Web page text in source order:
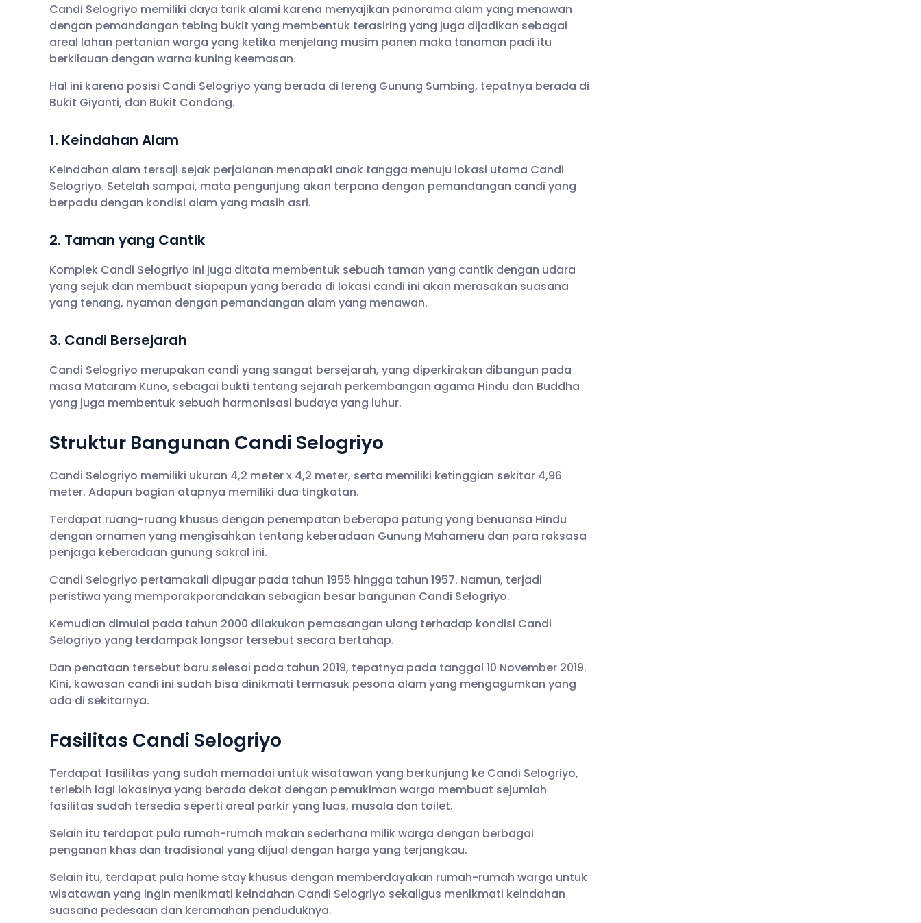
Candi Selogriyo memiliki daya tarik alami karena menyajikan panorama alam yang menawan
dengan pemandangan tebing bukit yang membentuk terasiring yang juga dijadikan sebagai
areal lahan pertanian warga yang ketika menjelang musim panen maka tanaman padi itu
berkilauan dengan warna kuning keemasan.
Hal ini karena posisi Candi Selogriyo yang berada di lereng Gunung Sumbing, tepatnya berada di
Bukit Giyanti, dan Bukit Condong.
1. Keindahan Alam
Keindahan alam tersaji sejak perjalanan menapaki anak tangga menuju lokasi utama Candi
Selogriyo. Setelah sampai, mata pengunjung akan terpana dengan pemandangan candi yang
berpadu dengan kondisi alam yang masih asri.
2. Taman yang Cantik
Komplek Candi Selogriyo ini juga ditata membentuk sebuah taman yang cantik dengan udara
yang sejuk dan membuat siapapun yang berada di lokasi candi ini akan merasakan suasana
yang tenang, nyaman dengan pemandangan alam yang menawan.
3. Candi Bersejarah
Candi Selogriyo merupakan candi yang sangat bersejarah, yang diperkirakan dibangun pada
masa Mataram Kuno, sebagai bukti tentang sejarah perkembangan agama Hindu dan Buddha
yang juga membentuk sebuah harmonisasi budaya yang luhur.
Struktur Bangunan Candi Selogriyo
Candi Selogriyo memiliki ukuran 4,2 meter x 4,2 meter, serta memiliki ketinggian sekitar 4,96
meter. Adapun bagian atapnya memiliki dua tingkatan.
Terdapat ruang-ruang khusus dengan penempatan beberapa patung yang benuansa Hindu
dengan ornamen yang mengisahkan tentang keberadaan Gunung Mahameru dan para raksasa
penjaga keberadaan gunung sakral ini.
Candi Selogriyo pertamakali dipugar pada tahun 1955 hingga tahun 1957. Namun, terjadi
peristiwa yang memporakporandakan sebagian besar bangunan Candi Selogriyo.
Kemudian dimulai pada tahun 2000 dilakukan pemasangan ulang terhadap kondisi Candi
Selogriyo yang terdampak longsor tersebut secara bertahap.
Dan penataan tersebut baru selesai pada tahun 2019, tepatnya pada tanggal 10 November 2019.
Kini, kawasan candi ini sudah bisa dinikmati termasuk pesona alam yang mengagumkan yang
ada di sekitarnya.
Fasilitas Candi Selogriyo
Terdapat fasilitas yang sudah memadai untuk wisatawan yang berkunjung ke Candi Selogriyo,
terlebih lagi lokasinya yang berada dekat dengan pemukiman warga membuat sejumlah
fasilitas sudah tersedia seperti areal parkir yang luas, musala dan toilet.
Selain itu terdapat pula rumah-rumah makan sederhana milik warga dengan berbagai
penganan khas dan tradisional yang dijual dengan harga yang terjangkau.
Selain itu, terdapat pula home stay khusus dengan memberdayakan rumah-rumah warga untuk
wisatawan yang ingin menikmati keindahan Candi Selogriyo sekaligus menikmati keindahan
suasana pedesaan dan keramahan penduduknya.